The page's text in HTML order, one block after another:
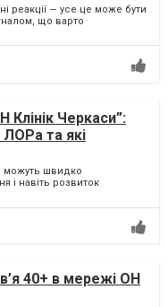
реакції — усе це може бути
що варто
Клінік Черкаси”:
ЛОРа та які
можуть швидко
і навіть розвиток
40+ в мережі ОН